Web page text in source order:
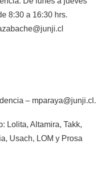
8:30 a 16:30 hrs.
– mparaya@junji.cl.
Lolita, Altamira, Takk,
Usach, LOM y Prosa